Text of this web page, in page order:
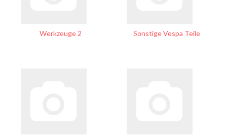
Werkzeuge 2 Sonstige Vespa Teile